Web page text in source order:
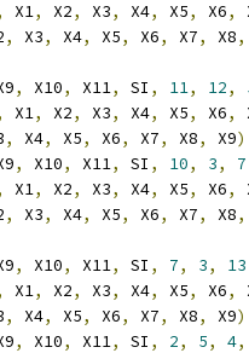
X1, X2, X3, X4, X5, X6,
, X3, X4, X5, X6, X7, X8,
, X10, X11, SI , 11, 12,
X1, X2, X3, X4, X5, X6,
, X4, X5, X6, X7, X8, X9)
, X10, X11, SI , 10, 3, 7
X1, X2, X3, X4, X5, X6,
, X3, X4, X5, X6, X7, X8,
, X10, X11, SI , 7, 3, 13
X1, X2, X3, X4, X5, X6,
, X4, X5, X6, X7, X8, X9)
, X10, X11, SI , 2, 5, 4,